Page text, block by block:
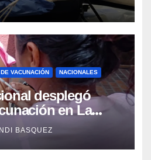
de pacientes
VACUNACIÓN
NACIONALES
desplegó
en La
protección
BASQUEZ